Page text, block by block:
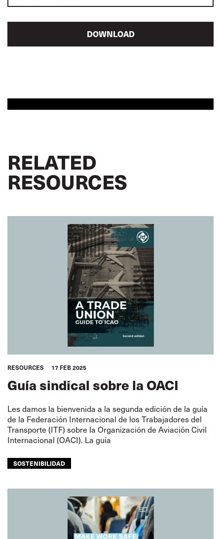
DOWNLOAD
RELATED
RESOURCES
RESOURCES 17 FEB 2025
Guía sindical sobre la OACI
Les damos la bienvenida a la segunda edición de la guía
de la Federación Internacional de los Trabajadores del
Transporte (ITF) sobre la Organización de Aviación Civil
Internacional (OACI). La guía
SOSTENIBILIDAD